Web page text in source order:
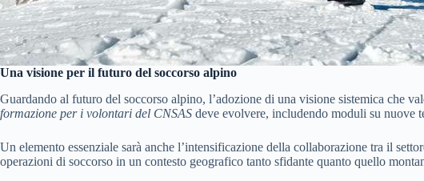
Una visione per il futuro del soccorso alpino
Guardando al futuro del soccorso alpino, l’adozione di una visione sistemica che
formazione per i volontari del CNSAS deve evolvere, includendo moduli su nuove
Un elemento essenziale sarà anche l’intensificazione della collaborazione tra il
operazioni di soccorso in un contesto geografico tanto sfidante quanto quello